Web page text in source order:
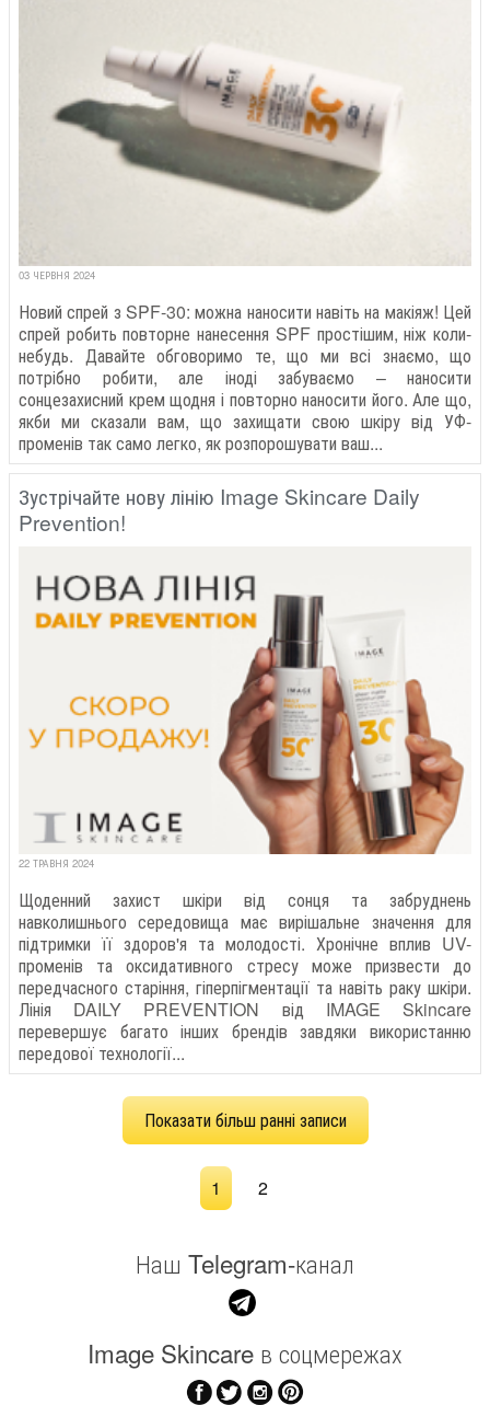
03 ЧЕРВНЯ 2024
Новий спрей з SPF-30: можна наносити навіть на макіяж! Цей
спрей робить повторне нанесення SPF простішим, ніж коли-
небудь. Давайте обговоримо те, що ми всі знаємо, що
потрібно робити, але іноді забуваємо – наносити
сонцезахисний крем щодня і повторно наносити його. Але що,
якби ми сказали вам, що захищати свою шкіру від УФ-
променів так само легко, як розпорошувати ваш...
Зустрічайте нову лінію Image Skincare Daily
Prevention!
22 ТРАВНЯ 2024
Щоденний захист шкіри від сонця та забруднень
навколишнього середовища має вирішальне значення для
підтримки її здоров'я та молодості. Хронічне вплив UV-
променів та оксидативного стресу може призвести до
передчасного старіння, гіперпігментації та навіть раку шкіри.
Лінія DAILY PREVENTION від IMAGE Skincare
перевершує багато інших брендів завдяки використанню
передової технології...
Показати більш ранні записи
1 2
Наш Telegram-канал
Image Skincare в соцмережах